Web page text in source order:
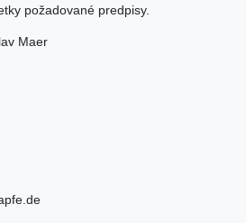
požadované predpisy.
Maer